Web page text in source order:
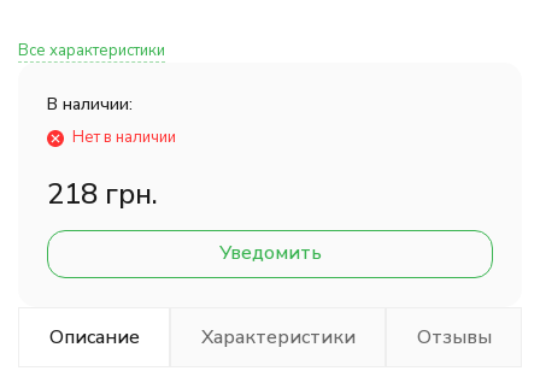
Все характеристики
В наличии:
Нет в наличии
218 грн.
Уведомить
Описание Характеристики Отзывы